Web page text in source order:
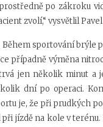
po zákroku
zvolí,“ vysvětlil
Během sportování
případně výměna
jen několik minut a
dní po operaci.
je, že při prudkých
jízdě na kole v